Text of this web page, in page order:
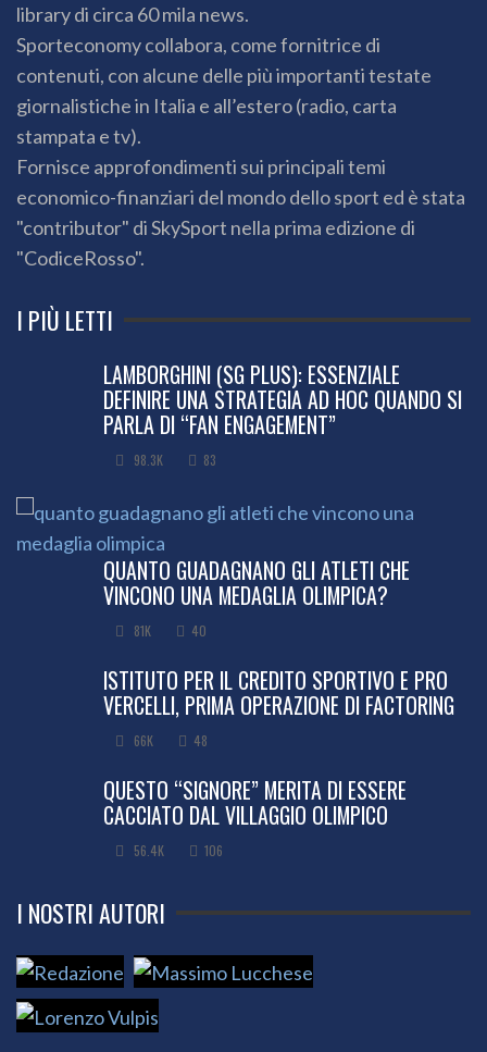
library di circa 60 mila news.
Sporteconomy collabora, come fornitrice di
contenuti, con alcune delle più importanti testate
giornalistiche in Italia e all’estero (radio, carta
stampata e tv).
Fornisce approfondimenti sui principali temi
economico-finanziari del mondo dello sport ed è stata
"contributor" di SkySport nella prima edizione di
"CodiceRosso".
I PIÙ LETTI
LAMBORGHINI (SG PLUS): ESSENZIALE
DEFINIRE UNA STRATEGIA AD HOC QUANDO SI
PARLA DI “FAN ENGAGEMENT”
98.3K 83
QUANTO GUADAGNANO GLI ATLETI CHE
VINCONO UNA MEDAGLIA OLIMPICA?
81K 40
ISTITUTO PER IL CREDITO SPORTIVO E PRO
VERCELLI, PRIMA OPERAZIONE DI FACTORING
66K 48
QUESTO “SIGNORE” MERITA DI ESSERE
CACCIATO DAL VILLAGGIO OLIMPICO
56.4K 106
I NOSTRI AUTORI